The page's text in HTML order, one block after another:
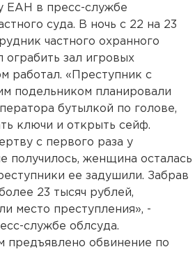
ЕАН в пресс-службе
суда. В ночь с 22 на 23
частного охранного
зал игровых
работал. «Преступник с
подельником планировали
бутылкой по голове,
ключи и открыть сейф.
с первого раза у
получилось, женщина осталась
ее задушили. Забрав
23 тысяч рублей,
место преступления», -
службе облсуда.
предъявлено обвинение по